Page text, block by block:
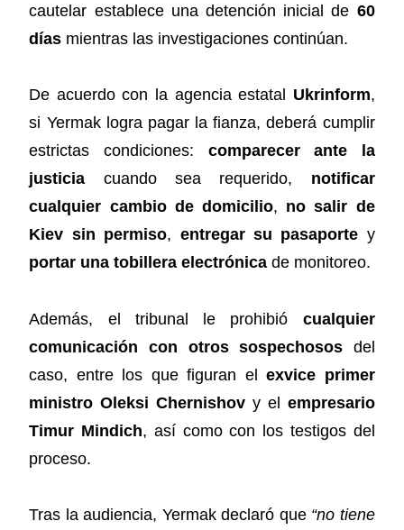
cautelar establece una detención inicial de 60
días mientras las investigaciones continúan.
De acuerdo con la agencia estatal Ukrinform,
si Yermak logra pagar la fianza, deberá cumplir
estrictas condiciones: comparecer ante la
justicia cuando sea requerido, notificar
cualquier cambio de domicilio, no salir de
Kiev sin permiso, entregar su pasaporte y
portar una tobillera electrónica de monitoreo.
Además, el tribunal le prohibió cualquier
comunicación con otros sospechosos del
caso, entre los que figuran elexvice primer
ministro Oleksi Chernishov y el empresario
Timur Mindich, así como con los testigos del
proceso.
Tras la audiencia, Yermak declaró que “no tiene